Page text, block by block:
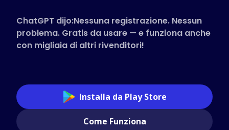
ChatGPT dijo:Nessuna registrazione. Nessun
problema. Gratis da usare — e funziona anche
con migliaia di altri rivenditori!
Installa da Play Store
Come Funziona